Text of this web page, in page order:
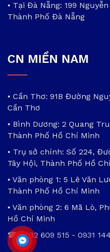
• Tại Đà Nẵng: 199
Thành Phố Đà Nẵng
CN MIỀN NAM
• Cần Thơ: 91B Đường
Cần Thơ
• Bình Dương: 2 Quang
Thành Phố Hồ Chí Minh
• Trụ sở chính: Số 224,
Tây Hội, Thành Phố Hồ
• Văn phòng 1: 5 Lê Văn
Thành Phố Hồ Chí Minh
• Văn phòng 2: 6 Mã Lò,
Hồ Chí Minh
☎0932 609 515 - 0931